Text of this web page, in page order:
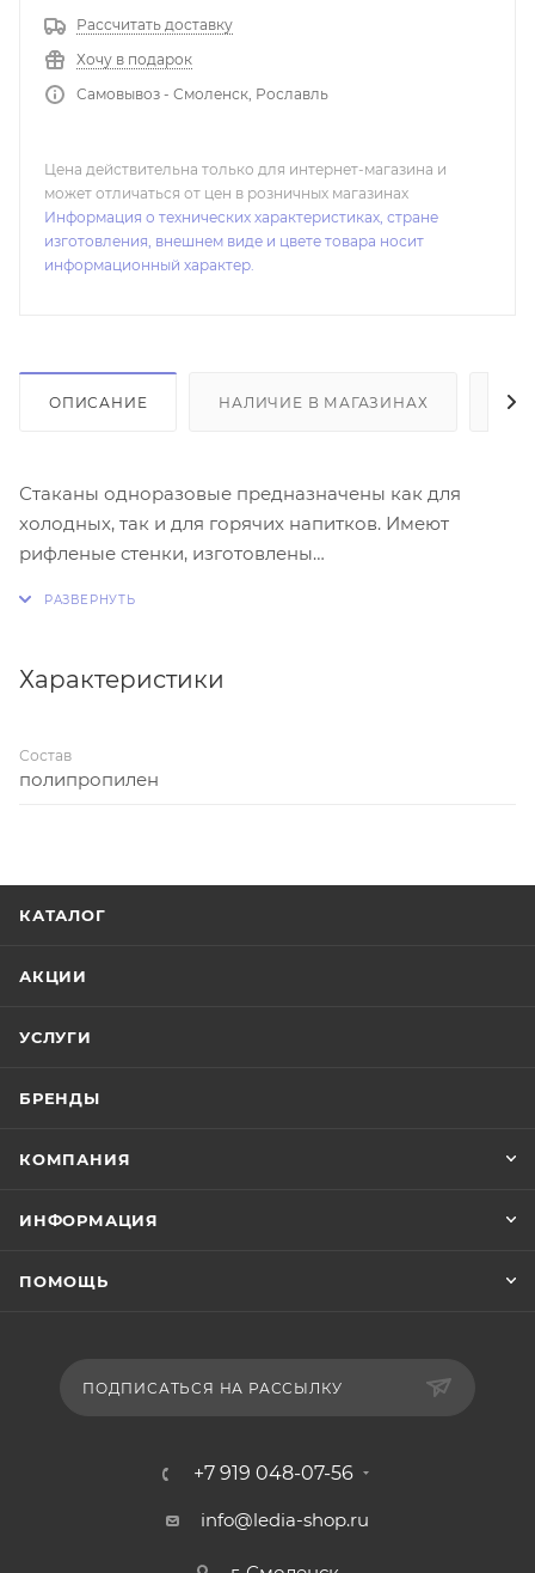
Рассчитать доставку
Хочу в подарок
Самовывоз - Смоленск, Рославль
Цена действительна только для интернет-магазина и
может отличаться от цен в розничных магазинах
Информация о технических характеристиках, стране
изготовления, внешнем виде и цвете товара носит
информационный характер.
ОПИСАНИЕ НАЛИЧИЕ В МАГАЗИНАХ
Стаканы одноразовые предназначены как для
холодных, так и для горячих напитков. Имеют
рифленые стенки, изготовлены
Характеристики
Состав
полипропилен
КАТАЛОГ
АКЦИИ
УСЛУГИ
БРЕНДЫ
КОМПАНИЯ
ИНФОРМАЦИЯ
ПОМОЩЬ
ПОДПИСАТЬСЯ НА РАССЫЛКУ
+7 919 048-07-56
info@ledia-shop.ru